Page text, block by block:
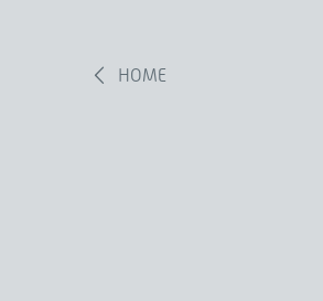
HOME